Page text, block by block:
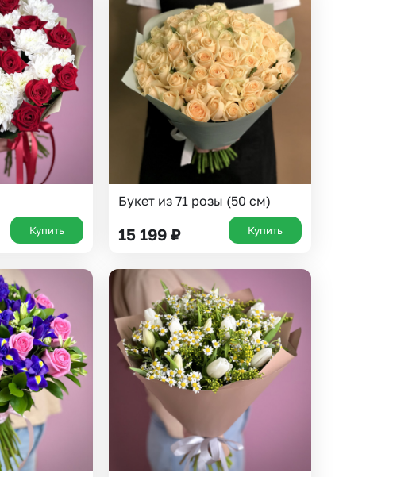
Купить
Букет из 71 розы (50 см)
15 199 ₽ Купить